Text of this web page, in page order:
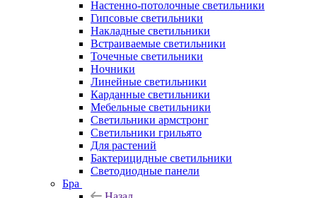
Настенно-потолочные светильники
Гипсовые светильники
Накладные светильники
Встраиваемые светильники
Точечные светильники
Ночники
Линейные светильники
Карданные светильники
Мебельные светильники
Светильники армстронг
Светильники грильято
Для растений
Бактерицидные светильники
Светодиодные панели
Бра